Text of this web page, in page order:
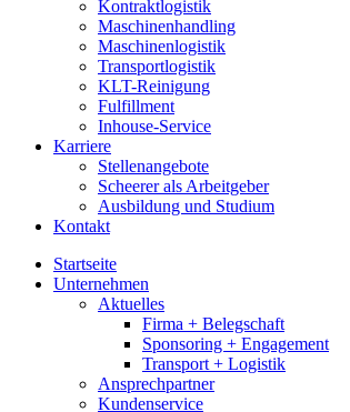
Kontraktlogistik
Maschinenhandling
Maschinenlogistik
Transportlogistik
KLT-Reinigung
Fulfillment
Inhouse-Service
Karriere
Stellenangebote
Scheerer als Arbeitgeber
Ausbildung und Studium
Kontakt
Startseite
Unternehmen
Aktuelles
Firma + Belegschaft
Sponsoring + Engagement
Transport + Logistik
Ansprechpartner
Kundenservice